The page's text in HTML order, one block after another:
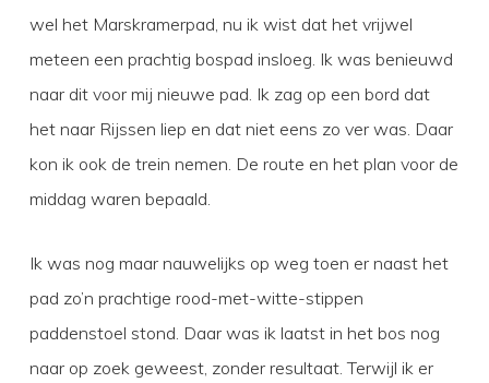
wel het Marskramerpad, nu ik wist dat het vrijwel
meteen een prachtig bospad insloeg. Ik was benieuwd
naar dit voor mij nieuwe pad. Ik zag op een bord dat
het naar Rijssen liep en dat niet eens zo ver was. Daar
kon ik ook de trein nemen. De route en het plan voor de
middag waren bepaald.
Ik was nog maar nauwelijks op weg toen er naast het
pad zo’n prachtige rood-met-witte-stippen
paddenstoel stond. Daar was ik laatst in het bos nog
naar op zoek geweest, zonder resultaat. Terwijl ik er